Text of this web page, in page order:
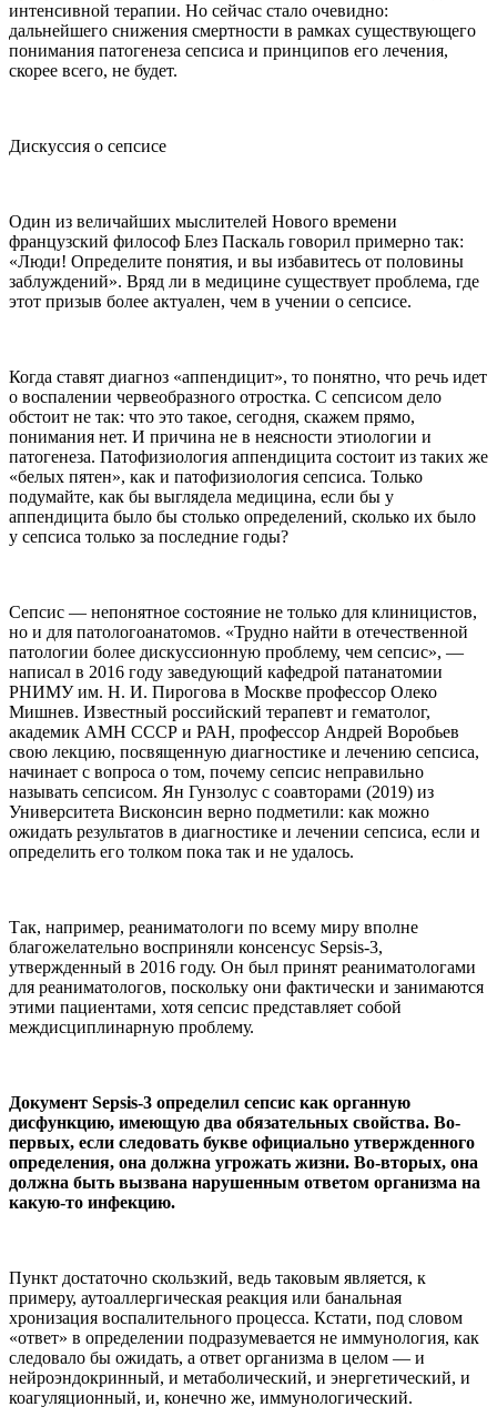
интенсивной терапии. Но сейчас стало очевидно:
дальнейшего снижения смертности в рамках существующего
понимания патогенеза сепсиса и принципов его лечения,
скорее всего, не будет.
Дискуссия о сепсисе
Один из величайших мыслителей Нового времени
французский философ Блез Паскаль говорил примерно так:
«Люди! Определите понятия, и вы избавитесь от половины
заблуждений». Вряд ли в медицине существует проблема, где
этот призыв более актуален, чем в учении о сепсисе.
Когда ставят диагноз «аппендицит», то понятно, что речь идет
о воспалении червеобразного отростка. С сепсисом дело
обстоит не так: что это такое, сегодня, скажем прямо,
понимания нет. И причина не в неясности этиологии и
патогенеза. Патофизиология аппендицита состоит из таких же
«белых пятен», как и патофизиология сепсиса. Только
подумайте, как бы выглядела медицина, если бы у
аппендицита было бы столько определений, сколько их было
у сепсиса только за последние годы?
Сепсис — непонятное состояние не только для клиницистов,
но и для патологоанатомов. «Трудно найти в отечественной
патологии более дискуссионную проблему, чем сепсис», —
написал в 2016 году заведующий кафедрой патанатомии
РНИМУ им. Н. И. Пирогова в Москве профессор Олеко
Мишнев. Известный российский терапевт и гематолог,
академик АМН СССР и РАН, профессор Андрей Воробьев
свою лекцию, посвященную диагностике и лечению сепсиса,
начинает с вопроса о том, почему сепсис неправильно
называть сепсисом. Ян Гунзолус с соавторами (2019) из
Университета Висконсин верно подметили: как можно
ожидать результатов в диагностике и лечении сепсиса, если и
определить его толком пока так и не удалось.
Так, например, реаниматологи по всему миру вполне
благожелательно восприняли консенсус Sepsis-3,
утвержденный в 2016 году. Он был принят реаниматологами
для реаниматологов, поскольку они фактически и занимаются
этими пациентами, хотя сепсис представляет собой
междисциплинарную проблему.
Документ Sepsis-3 определил сепсис как органную
дисфункцию, имеющую два обязательных свойства. Во-
первых, если следовать букве официально утвержденного
определения, она должна угрожать жизни. Во-вторых, она
должна быть вызвана нарушенным ответом организма на
какую-то инфекцию.
Пункт достаточно скользкий, ведь таковым является, к
примеру, аутоаллергическая реакция или банальная
хронизация воспалительного процесса. Кстати, под словом
«ответ» в определении подразумевается не иммунология, как
следовало бы ожидать, а ответ организма в целом — и
нейроэндокринный, и метаболический, и энергетический, и
коагуляционный, и, конечно же, иммунологический.